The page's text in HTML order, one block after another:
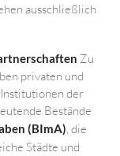
ausschließlich
Zu
privaten und
der
Bestände
(BImA), die
Städte und